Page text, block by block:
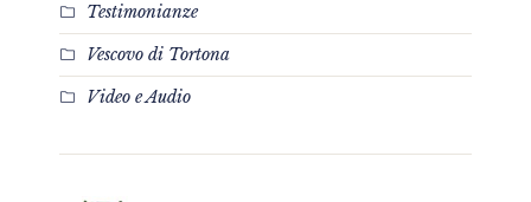
Testimonianze
Vescovo di Tortona
Video e Audio